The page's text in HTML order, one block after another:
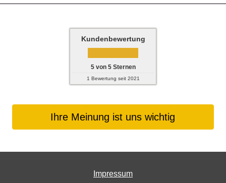
Kundenbewertung
5von 5Sternen
1 Bewertung seit 2021
Ihre Meinung ist uns wichtig
Impressum